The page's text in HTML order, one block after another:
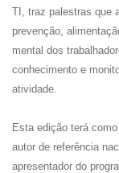
TI, traz palestras que
prevenção,
mental dos
conhecimento e
atividade.
Esta edição terá
autor de referência
apresentador do